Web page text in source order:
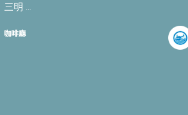
三明 ...
咖啡廳